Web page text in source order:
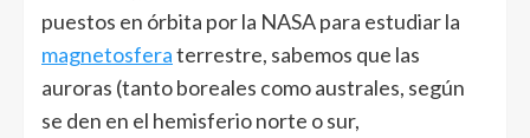
puestos en órbita por la NASA para estudiar la
magnetosferaterrestre, sabemos que las
auroras (tanto boreales como australes, según
se den en el hemisferio norte o sur,